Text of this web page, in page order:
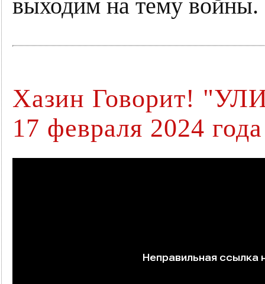
выходим на тему войны.
Хазин Говорит!
17 февраля 2024 года